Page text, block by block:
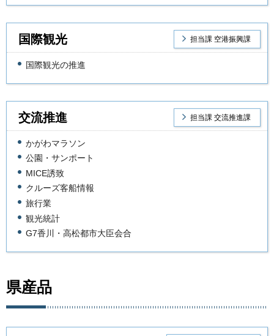
国際観光 担当課 空港振興課
国際観光の推進
交流推進 担当課 交流推進課
かがわマラソン
公園・サンポート
MICE誘致
クルーズ客船情報
旅行業
観光統計
G7香川・高松都市大臣会合
県産品